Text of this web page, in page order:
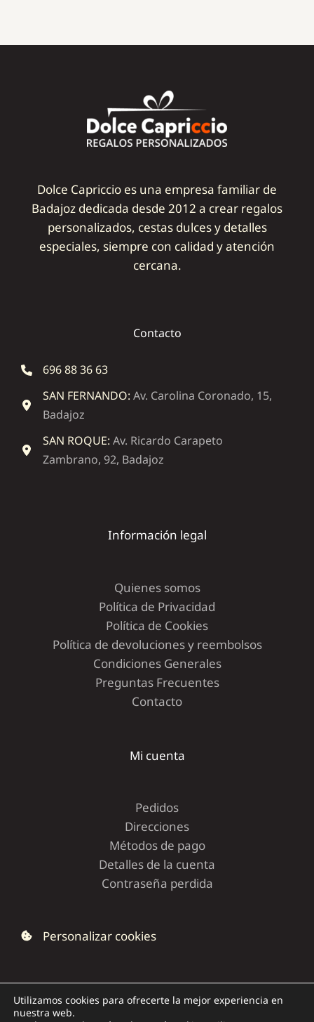
Dolce Capriccio es una empresa familiar de
Badajoz dedicada desde 2012 a crear regalos
personalizados, cestas dulces y detalles
especiales, siempre con calidad y atención
cercana.
Contacto
696 88 36 63
SAN FERNANDO: Av. Carolina Coronado, 15,
Badajoz
SAN ROQUE: Av. Ricardo Carapeto
Zambrano, 92, Badajoz
Información legal
Quienes somos
Política de Privacidad
Política de Cookies
Política de devoluciones y reembolsos
Condiciones Generales
Preguntas Frecuentes
Contacto
Mi cuenta
Pedidos
Direcciones
Métodos de pago
Detalles de la cuenta
Contraseña perdida
Personalizar cookies
Utilizamos cookies para ofrecerte la mejor experiencia en
nuestra web.